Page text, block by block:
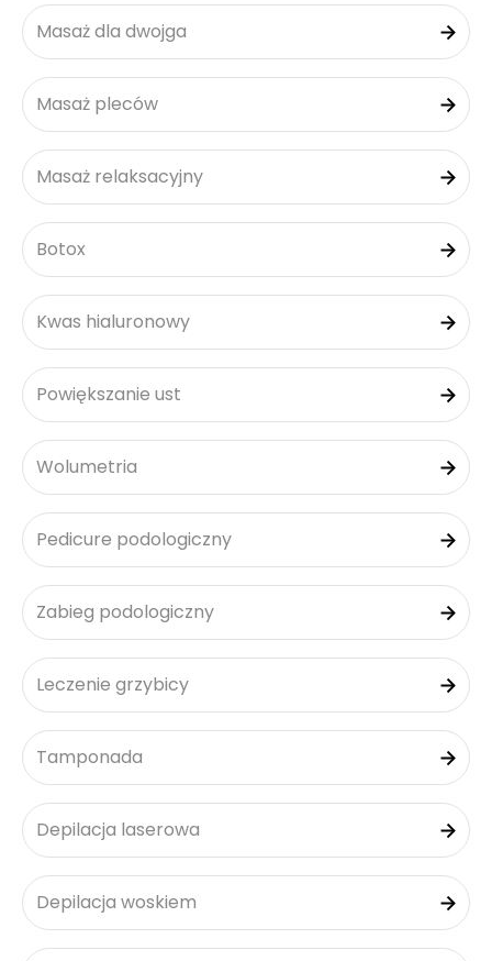
Masaż dla dwojga
Masaż pleców
Masaż relaksacyjny
Botox
Kwas hialuronowy
Powiększanie ust
Wolumetria
Pedicure podologiczny
Zabieg podologiczny
Leczenie grzybicy
Tamponada
Depilacja laserowa
Depilacja woskiem